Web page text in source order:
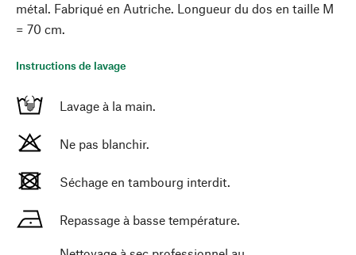
métal. Fabriqué en Autriche. Longueur du dos en taille M
= 70 cm.
Instructions de lavage
Lavage à la main.
Ne pas blanchir.
Séchage en tambourg interdit.
Repassage à basse température.